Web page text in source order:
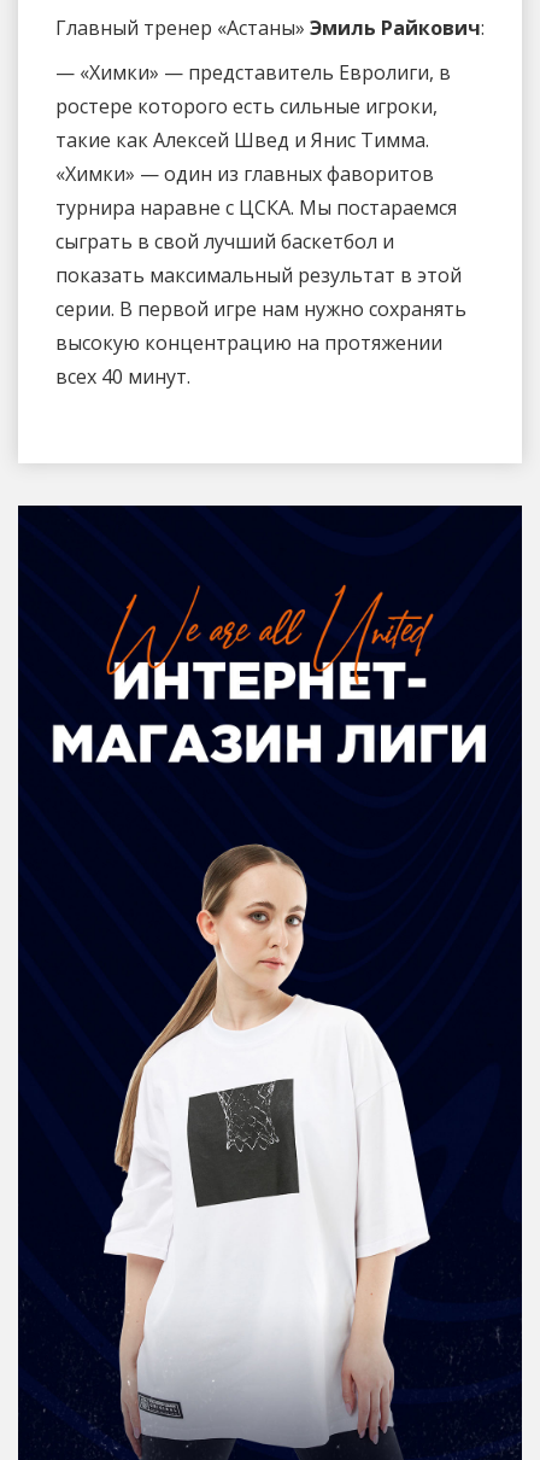
Главный тренер «Астаны» Эмиль Райкович:
— «Химки» — представитель Евролиги, в
ростере которого есть сильные игроки,
такие как Алексей Швед и Янис Тимма.
«Химки» — один из главных фаворитов
турнира наравне с ЦСКА. Мы постараемся
сыграть в свой лучший баскетбол и
показать максимальный результат в этой
серии. В первой игре нам нужно сохранять
высокую концентрацию на протяжении
всех 40 минут.